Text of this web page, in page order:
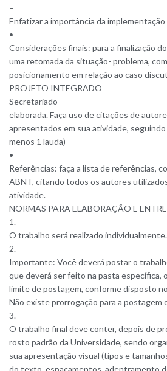
–
Enfatizar a importância da implementação
•
Considerações finais: para a finalização
uma retomada da situação- problema,
posicionamento em relação ao caso
PROJETO INTEGRADO
Secretariado
elaborada. Faça uso de citações de
apresentados em sua atividade,
menos 1 lauda)
•
Referências: faça a lista de referências,
ABNT, citando todos os autores
atividade.
NORMAS PARA ELABORAÇÃO E
1.
O trabalho será realizado individualmente.
2.
Importante: Você deverá postar o
que deverá ser feito na pasta específica,
limite de postagem, conforme disposto
Não existe prorrogação para a postagem
3.
O trabalho final deve conter, depois de
rosto padrão da Universidade, sendo
sua apresentação visual (tipos e
do texto, espaçamentos, adentramento